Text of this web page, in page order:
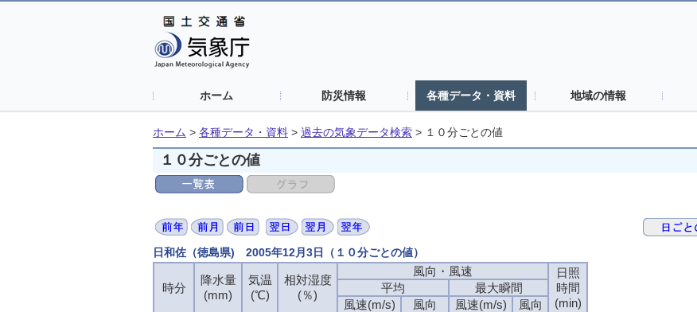
ホーム 防災情報 各種データ・資料 地域の情報
ホーム > 各種データ・資料 > 過去の気象データ検索 > １０分ごとの値
１０分ごとの値
日和佐（徳島県) 2005年12月3日（１０分ごとの値）
時分
降水量
(mm)
気温
(℃)
相対湿度
(％)
風向・風速
日照
時間
(min)
平均
最大瞬間
風速(m/s)
風向 風速(m/s)
風向
時分
降水量
(mm)
気温
(℃)
相対湿度
(％)
風向・風速
日照
時間
(min)
平均
最大瞬間
風速(m/s)
風向 風速(m/s)
風向
時分
降水量
(mm)
気温
(℃)
相対湿度
(％)
風向・風速
日照
時間
(min)
平均
最大瞬間
風速(m/s)
風向 風速(m/s)
風向
時分
降水量
(mm)
気温
(℃)
相対湿度
(％)
風向・風速
日照
時間
(min)
平均
最大瞬間
風速(m/s)
風向 風速(m/s)
風向